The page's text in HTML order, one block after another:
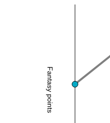
Fantasy points